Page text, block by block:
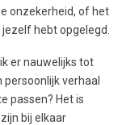
onzekerheid, of het
hebt opgelegd.
er nauwelijks tot
verhaal
passen? Het is
bij elkaar